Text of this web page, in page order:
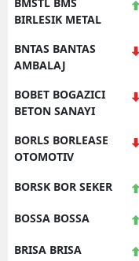
BIRLESIK METAL
BNTAS BANTAS
AMBALAJ
BOBET BOGAZICI
BETON SANAYI
BORLS BORLEASE
OTOMOTIV
BORSK BOR SEKER
BOSSA BOSSA
BRISA BRISA